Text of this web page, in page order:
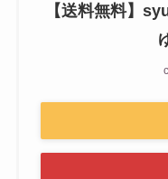
【送料無料】